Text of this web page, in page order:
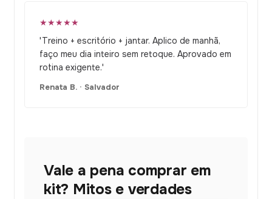
★★★★★
'Treino + escritório + jantar. Aplico de manhã,
faço meu dia inteiro sem retoque. Aprovado em
rotina exigente.'
Renata B. · Salvador
Vale a pena comprar em
kit? Mitos e verdades